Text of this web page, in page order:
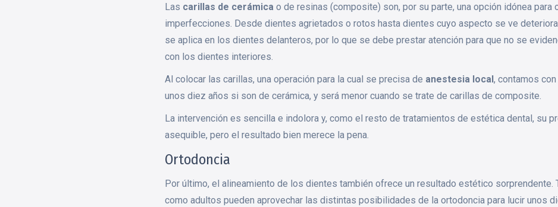
Las carillas de cerámica o de resinas (composite) son, por su parte, una opción idónea para
imperfecciones. Desde dientes agrietados o rotos hasta dientes cuyo aspecto se ve
se aplica en los dientes delanteros, por lo que se debe prestar atención para que no se
con los dientes interiores.
Al colocar las carillas, una operación para la cual se precisa de anestesia local, contamos
unos diez años si son de cerámica, y será menor cuando se trate de carillas de composite.
La intervención es sencilla e indolora y, como el resto de tratamientos de estética dental, su
asequible, pero el resultado bien merece la pena.
Ortodoncia
Por último, el alineamiento de los dientes también ofrece un resultado estético sorprendente.
como adultos pueden aprovechar las distintas posibilidades de la ortodoncia para lucir unos